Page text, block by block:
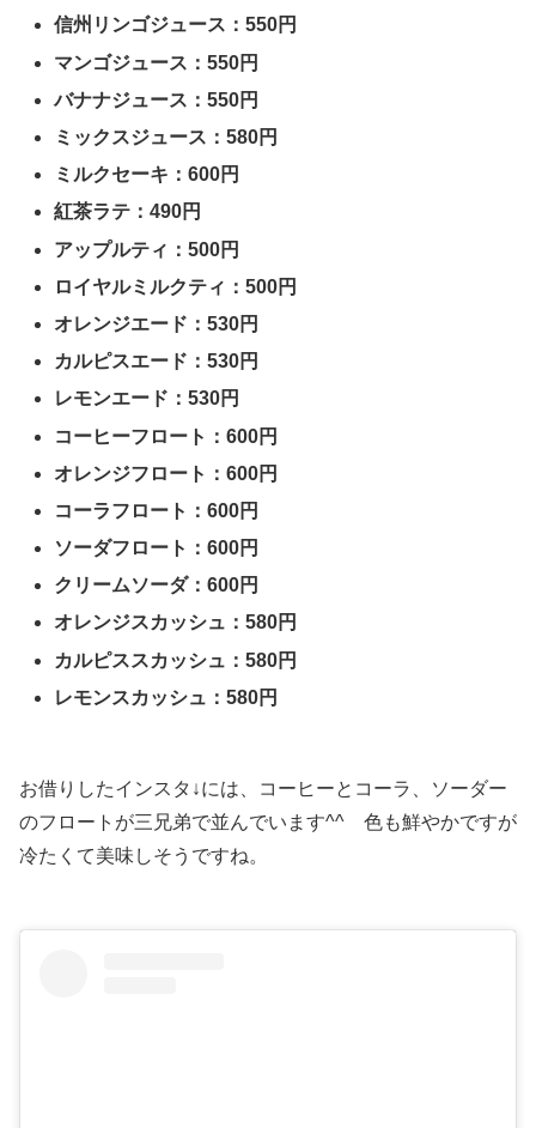
信州リンゴジュース：550円
マンゴジュース：550円
バナナジュース：550円
ミックスジュース：580円
ミルクセーキ：600円
紅茶ラテ：490円
アップルティ：500円
ロイヤルミルクティ：500円
オレンジエード：530円
カルピスエード：530円
レモンエード：530円
コーヒーフロート：600円
オレンジフロート：600円
コーラフロート：600円
ソーダフロート：600円
クリームソーダ：600円
オレンジスカッシュ：580円
カルピススカッシュ：580円
レモンスカッシュ：580円
お借りしたインスタ↓には、コーヒーとコーラ、ソーダー
のフロートが三兄弟で並んでいます^^ 色も鮮やかですが
冷たくて美味しそうですね。